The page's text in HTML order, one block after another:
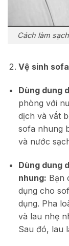
Cách làm
Vệ sinh
Dùng dung
phòng với
dịch và vắt
sofa nhung
và nước
Dùng dung
nhung: Bạn
dụng cho
dụng. Pha
và lau nhẹ
Sau đó, lau